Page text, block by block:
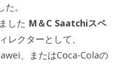
。
した M＆C Saatchiスペ
レクターとして、
、またはCoca-Colaの